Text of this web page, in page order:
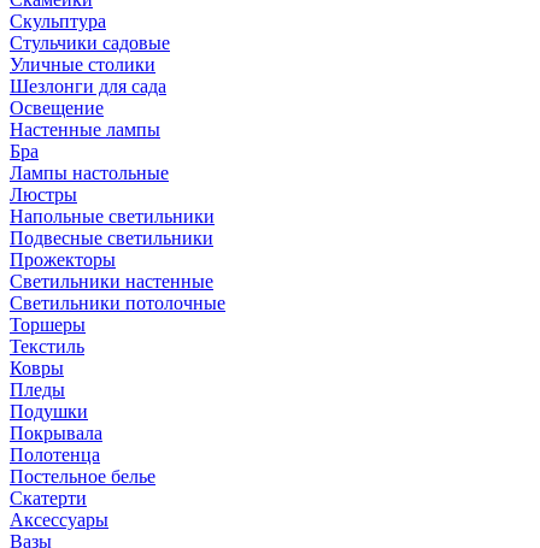
Скульптура
Стульчики садовые
Уличные столики
Шезлонги для сада
Освещение
Hастенные лампы
Бра
Лампы настольные
Люстры
Напольные светильники
Подвесные светильники
Прожекторы
Светильники настенные
Светильники потолочные
Торшеры
Текстиль
Ковры
Пледы
Подушки
Покрывала
Полотенца
Постельное белье
Скатерти
Аксессуары
Вазы